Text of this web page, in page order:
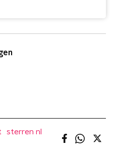
sterren nl